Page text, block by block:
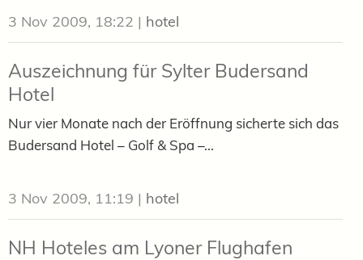
3 Nov 2009, 18:22 | hotel
Auszeichnung für Sylter Budersand
Hotel
Nur vier Monate nach der Eröffnung sicherte sich das
Budersand Hotel – Golf & Spa –...
3 Nov 2009, 11:19 | hotel
NH Hoteles am Lyoner Flughafen